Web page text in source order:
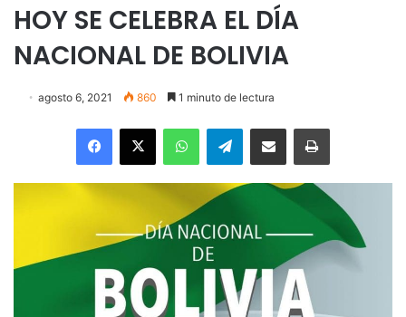
HOY SE CELEBRA EL DÍA
NACIONAL DE BOLIVIA
agosto 6, 2021 860 1 minuto de lectura
Facebook
X WhatsAppTelegramEnviar vía email Imprimir